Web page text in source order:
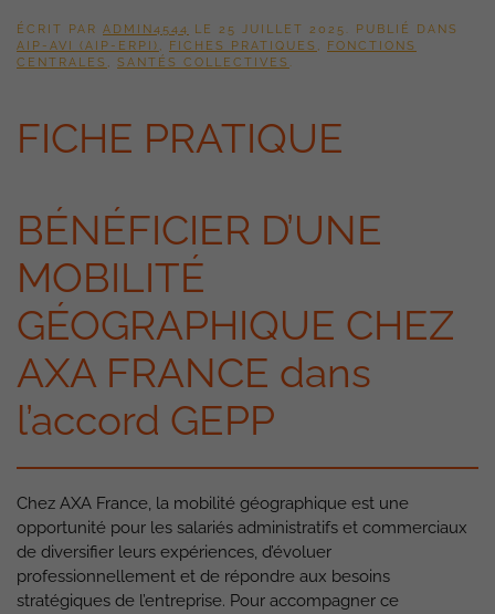
ÉCRIT PAR ADMIN4544 LE 25 JUILLET 2025. PUBLIÉ DANS
AIP-AVI (AIP-ERPI) , FICHES PRATIQUES ,
FONCTIONS
CENTRALES , SANTÉS COLLECTIVES .
FICHE PRATIQUE
BÉNÉFICIER D’UNE
MOBILITÉ
GÉOGRAPHIQUE CHEZ
AXA FRANCE dans
l’accord GEPP
Chez AXA France, la mobilité géographique est une
opportunité pour les salariés administratifs et commerciaux
de diversifier leurs expériences, d’évoluer
professionnellement et de répondre aux besoins
stratégiques de l’entreprise. Pour accompagner ce